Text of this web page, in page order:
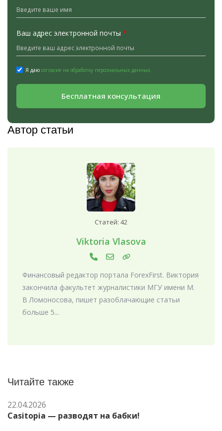
Ваш адрес электронной почты *
Я даю согласие на обработку персональных данных.
Бесплатная консультация
Автор статьи
Статей: 42
Viktoria Vlasova
Финансовый редактор портала ForexFirst. Виктория
закончила факультет журналистики МГУ имени М.
В Ломоносова, пишет разоблачающие статьи
больше 5...
Читайте также
22.04.2026
Casitopia — разводят на бабки!